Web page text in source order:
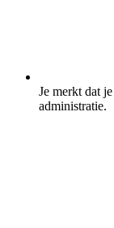
Je merkt dat
administratie.